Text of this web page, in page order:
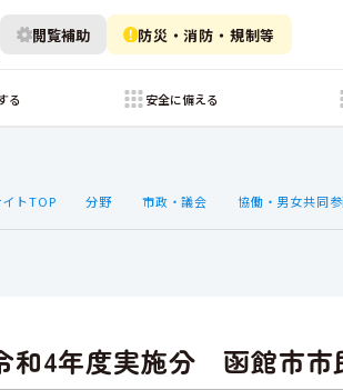
閲覧補助 防災・消防・規制等
る 安全に備える
トTOP 分野 市政・議会 協働・男女共同
和4年度実施分 函館市市